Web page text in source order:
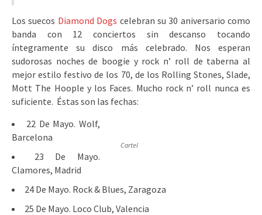
Los suecos Diamond Dogs celebran su 30 aniversario como
banda con 12 conciertos sin descanso tocando
íntegramente su disco más celebrado. Nos esperan
sudorosas noches de boogie y rock n’ roll de taberna al
mejor estilo festivo de los 70, de los Rolling Stones, Slade,
Mott The Hoople y los Faces. Mucho rock n’ roll nunca es
suficiente. Éstas son las fechas:
Cartel
22 De Mayo. Wolf,
Barcelona
23 De Mayo.
Clamores, Madrid
24 De Mayo. Rock & Blues, Zaragoza
25 De Mayo. Loco Club, Valencia